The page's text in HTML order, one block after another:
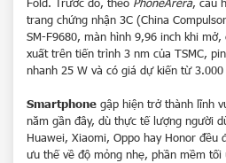
Fold. Trước đó, theo PhoneArera, cấu
trang chứng nhận 3C (China
SM-F9680, màn hình 9,96 inch khi
xuất trên tiến trình 3 nm của TSMC,
nhanh 25 W và có giá dự kiến từ 3.000
Smartphone gập hiện trở thành lĩnh
năm gần đây, dù thực tế lượng người
Huawei, Xiaomi, Oppo hay Honor đều
ưu thế về độ mỏng nhẹ, phần mềm
Sản phẩm xem
Hoặc nhập tên